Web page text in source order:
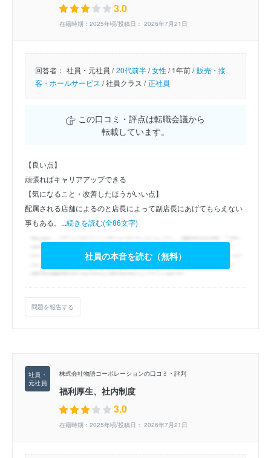
3.0
在籍時期：2025年頃/投稿日： 2026年7月21日
回答者： 社員・元社員 / 20代前半/女性/1年前 / 販売・接
客・ホールサービス /社員クラス / 正社員
この口コミ・評点は転職会議から
転載しています。
【良い点】
頑張ればキャリアアップできる
【気になること・改善したほうがいい点】
配属される店舗によるのと店長によって副店長にあげてもらえない
事もある。...続きを読む(全86文字)
社員の本音を読む（無料）
問題を報告する
株式会社物語コーポレーションの口コミ・評判
福利厚生、社内制度
3.0
在籍時期：2025年頃/投稿日： 2026年7月21日